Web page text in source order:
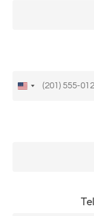
Estados